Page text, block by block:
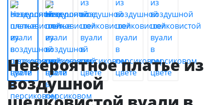
Невероятное платье из
воздушной